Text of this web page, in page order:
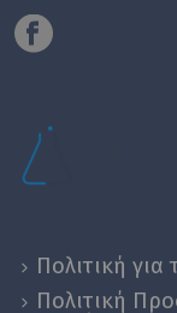
Πολιτική
Πολιτική